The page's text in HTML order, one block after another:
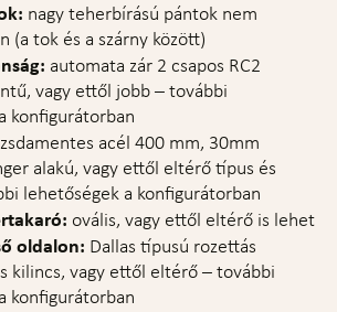
nagy teherbírású pántok nem
(a tok és a szárny között)
automata zár 2 csapos RC2
vagy ettől jobb – további
konfigurátorban
acél 400 mm, 30mm
alakú, vagy ettől eltérő típus és
lehetőségek a konfigurátorban
ovális, vagy ettől eltérő is lehet
oldalon: Dallas típusú rozettás
kilincs, vagy ettől eltérő – további
konfigurátorban